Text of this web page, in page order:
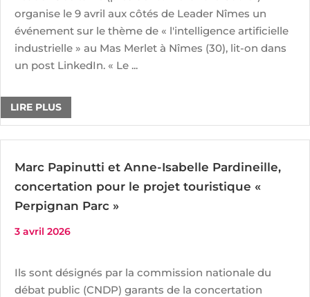
organise le 9 avril aux côtés de Leader Nîmes un
événement sur le thème de « l'intelligence artificielle
industrielle » au Mas Merlet à Nîmes (30), lit-on dans
un post LinkedIn. « Le ...
LIRE PLUS
Marc Papinutti et Anne-Isabelle Pardineille,
concertation pour le projet touristique «
Perpignan Parc »
3 avril 2026
Ils sont désignés par la commission nationale du
débat public (CNDP) garants de la concertation